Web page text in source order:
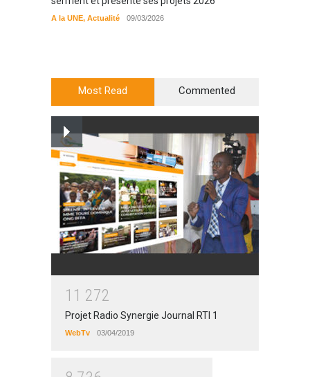
A la UNE, Actualité 09/03/2026
Most Read Commented
1 1 272
Projet Radio Synergie Journal RTI 1
WebTv 03/04/2019